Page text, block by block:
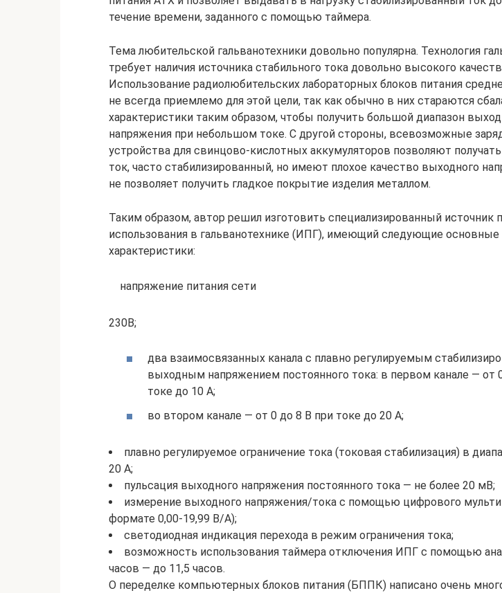
течение времени, заданного с помощью таймера.
Тема любительской гальванотехники довольно популярна. Технология
требует наличия источника стабильного тока довольно высокого
Использование радиолюбительских лабораторных блоков питания
не всегда приемлемо для этой цели, так как обычно в них стараются
характеристики таким образом, чтобы получить большой диапазон
напряжения при небольшом токе. С другой стороны, всевозможные
устройства для свинцово-кислотных аккумуляторов позволяют
ток, часто стабилизированный, но имеют плохое качество выходного
не позволяет получить гладкое покрытие изделия металлом.
Таким образом, автор решил изготовить специализированный источник
использования в гальванотехнике (ИПГ), имеющий следующие основные
характеристики:
напряжение питания сети
230В;
два взаимосвязанных канала с плавно регулируемым
выходным напряжением постоянного тока: в первом канале — от
токе до 10 А;
во втором канале — от 0 до 8 В при токе до 20 А;
плавно регулируемое ограничение тока (токовая стабилизация) в
20 А;
пульсация выходного напряжения постоянного тока — не более 20 мВ;
измерение выходного напряжения/тока с помощью цифрового
формате 0,00-19,99 В/А);
светодиодная индикация перехода в режим ограничения тока;
возможность использования таймера отключения ИПГ с помощью
часов — до 11,5 часов.
О переделке компьютерных блоков питания (БППК) написано очень